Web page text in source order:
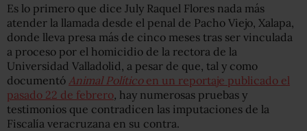
Es lo primero que dice July Raquel Flores nada más
atender la llamada desde el penal de Pacho Viejo, Xalapa,
donde lleva presa más de cinco meses tras ser vinculada
a proceso por el homicidio de la rectora de la
Universidad Valladolid, a pesar de que, tal y como
documentó Animal Político en un reportaje publicado el
pasado 22 de febrero, hay numerosas pruebas y
testimonios que contradicen las imputaciones de la
Fiscalía veracruzana en su contra.